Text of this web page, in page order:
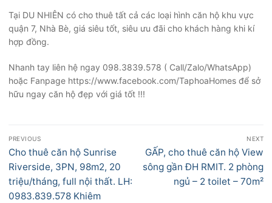
Tại DU NHIÊN có cho thuê tất cả các loại hình căn hộ khu vực
quận 7, Nhà Bè, giá siêu tốt, siêu ưu đãi cho khách hàng khi kí
hợp đồng.
Nhanh tay liên hệ ngay 098.3839.578 ( Call/Zalo/WhatsApp)
hoặc Fanpage https://www.facebook.com/TaphoaHomes để sở
hữu ngay căn hộ đẹp với giá tốt !!!
Điều
hướng
bài
viết
PREVIOUS
Previous
post:
Cho thuê căn hộ Sunrise
Riverside, 3PN, 98m2, 20
triệu/tháng, full nội thất. LH:
0983.839.578 Khiêm
NEXT
Next
post:
GẤP, cho thuê căn hộ View
sông gần ĐH RMIT. 2 phòng
ngủ – 2 toilet – 70m²